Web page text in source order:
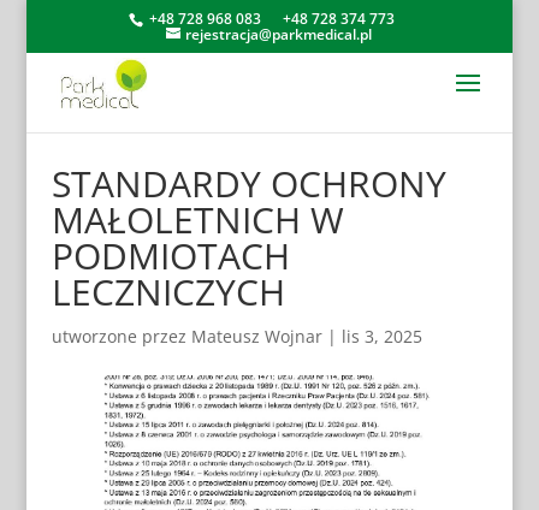
+48 728 968 083 +48 728 374 773
rejestracja@parkmedical.pl
STANDARDY OCHRONY
MAŁOLETNICH W
PODMIOTACH
LECZNICZYCH
utworzone przez Mateusz Wojnar| lis 3, 2025